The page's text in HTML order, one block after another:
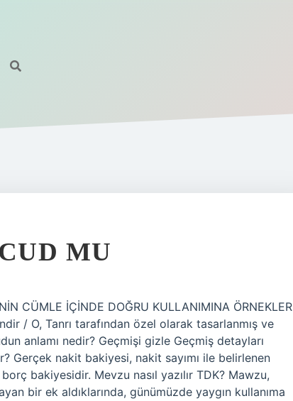
MU
CÜMLE İÇİNDE DOĞRU KULLANIMINA ÖRNEKLER
/ O, Tanrı tarafından özel olarak tasarlanmış ve
anlamı nedir? Geçmişi gizle Geçmiş detayları
Gerçek nakit bakiyesi, nakit sayımı ile belirlenen
bakiyesidir. Mevzu nasıl yazılır TDK? Mawzu,
bir ek aldıklarında, günümüzde yaygın kullanıma